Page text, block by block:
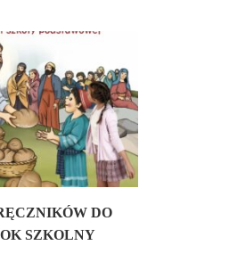
DO
SZKOLNY